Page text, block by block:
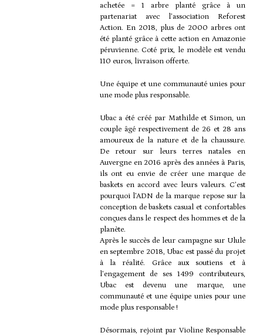
achetée = 1 arbre planté grâce à un
partenariat avec l’association Reforest
Action. En 2018, plus de 2000 arbres ont
été planté grâce à cette action en Amazonie
péruvienne. Coté prix, le modèle est vendu
110 euros, livraison offerte.
Une équipe et une communauté unies pour
une mode plus responsable.
Ubac a été créé par Mathilde et Simon, un
couple âgé respectivement de 26 et 28 ans
amoureux de la nature et de la chaussure.
De retour sur leurs terres natales en
Auvergne en 2016 après des années à Paris,
ils ont eu envie de créer une marque de
baskets en accord avec leurs valeurs. C’est
pourquoi l’ADN de la marque repose sur la
conception de baskets casual et confortables
conçues dans le respect des hommes et de la
planète.
Après le succès de leur campagne sur Ulule
en septembre 2018, Ubac est passé du projet
à la réalité. Grâce aux soutiens et à
l’engagement de ses 1499 contributeurs,
Ubac est devenu une marque, une
communauté et une équipe unies pour une
mode plus responsable !
Désormais, rejoint par Violine Responsable